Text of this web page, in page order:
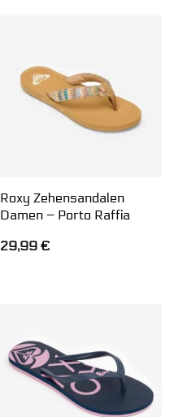
Roxy Zehensandalen
Damen – Porto Raffia
29,99 €